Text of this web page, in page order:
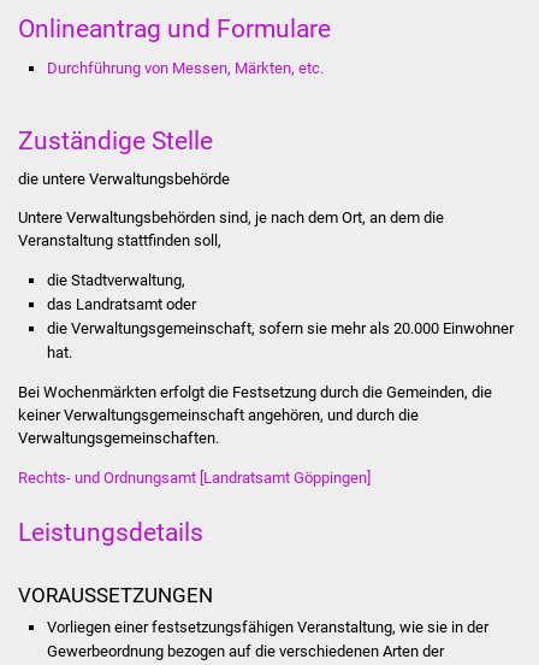
FNP / Bebauungspläne
Wahlen
Sanierung Hallenbad
Sanierung Bizethalle
Bürger & Service
Onlineantrag und Formulare
Durchführung von Messen, Märkten, etc.
Zuständige Stelle
die untere Verwaltungsbehörde
Untere Verwaltungsbehörden sind, je nach dem Ort, an dem die
Veranstaltung stattfinden soll,
die Stadtverwaltung,
das Landratsamt oder
die Verwaltungsgemeinschaft, sofern sie mehr als 20.000 Einwohner
hat.
Bei Wochenmärkten erfolgt die Festsetzung durch die Gemeinden, die
keiner Verwaltungsgemeinschaft angehören, und durch die
Verwaltungsgemeinschaften.
Rechts- und Ordnungsamt [Landratsamt Göppingen]
Leistungsdetails
VORAUSSETZUNGEN
Vorliegen einer festsetzungsfähigen Veranstaltung, wie sie in der
Gewerbeordnung bezogen auf die verschiedenen Arten der